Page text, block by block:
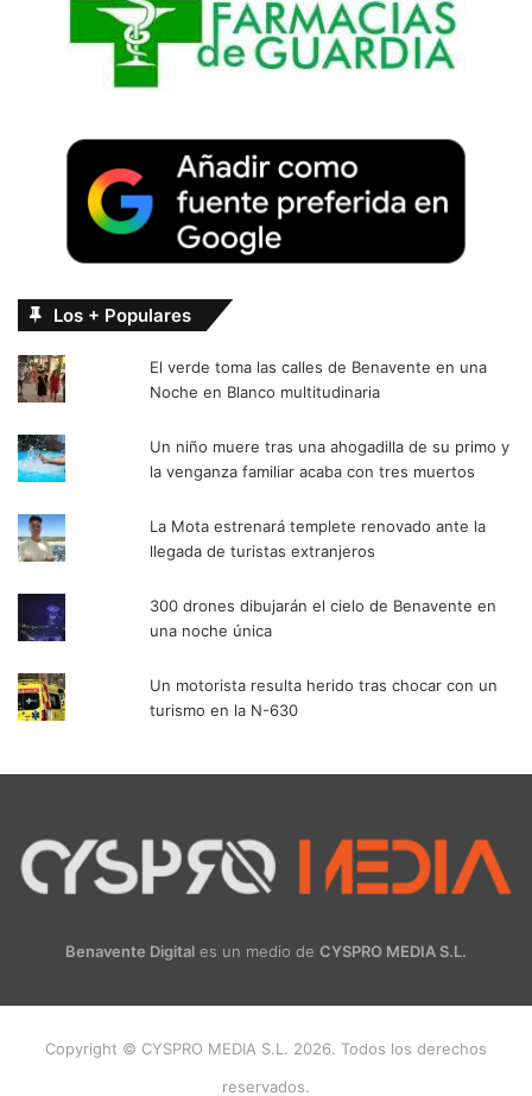
Los + Populares
El verde toma las calles de Benavente en una
Noche en Blanco multitudinaria
Un niño muere tras una ahogadilla de su primo y
la venganza familiar acaba con tres muertos
La Mota estrenará templete renovado ante la
llegada de turistas extranjeros
300 drones dibujarán el cielo de Benavente en
una noche única
Un motorista resulta herido tras chocar con un
turismo en la N-630
Benavente Digital es un medio de CYSPRO MEDIA S.L.
Copyright © CYSPRO MEDIA S.L. 2026. Todos los derechos
reservados.